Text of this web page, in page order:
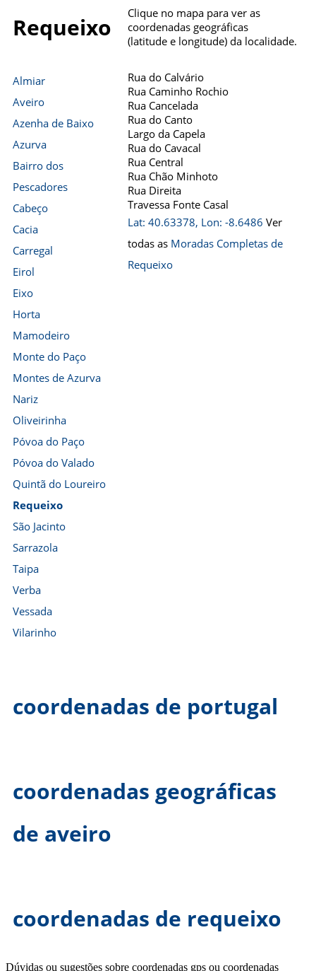
Requeixo
Clique no mapa para ver as
coordenadas geográficas
(latitude e longitude) da localidade.
Almiar
Aveiro
Azenha de Baixo
Azurva
Bairro dos
Pescadores
Cabeço
Cacia
Carregal
Eirol
Eixo
Horta
Mamodeiro
Monte do Paço
Montes de Azurva
Nariz
Oliveirinha
Póvoa do Paço
Póvoa do Valado
Quintã do Loureiro
Requeixo
São Jacinto
Sarrazola
Taipa
Verba
Vessada
Vilarinho
Rua do Calvário
Rua Caminho Rochio
Rua Cancelada
Rua do Canto
Largo da Capela
Rua do Cavacal
Rua Central
Rua Chão Minhoto
Rua Direita
Travessa Fonte Casal
Lat: 40.63378, Lon: -8.6486 Ver
todas as Moradas Completas de
Requeixo
coordenadas de portugal
coordenadas geográficas
de aveiro
coordenadas de requeixo
Dúvidas ou sugestões sobre coordenadas gps ou coordenadas